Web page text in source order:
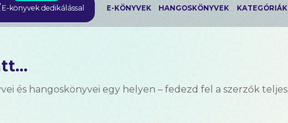
E-könyvek dedikálással E-KÖNYVEK HANGOSKÖNYVEK KATEGÓRIÁK
és hangoskönyvei egy helyen – fedezd fel a szerzők teljes